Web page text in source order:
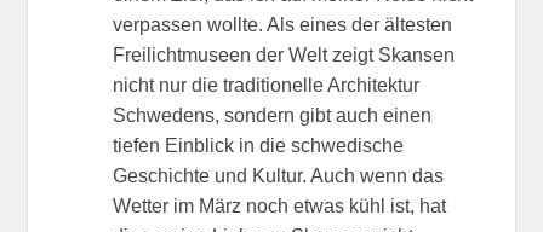
verpassen wollte. Als eines der ältesten
Freilichtmuseen der Welt zeigt Skansen
nicht nur die traditionelle Architektur
Schwedens, sondern gibt auch einen
tiefen Einblick in die schwedische
Geschichte und Kultur. Auch wenn das
Wetter im März noch etwas kühl ist, hat